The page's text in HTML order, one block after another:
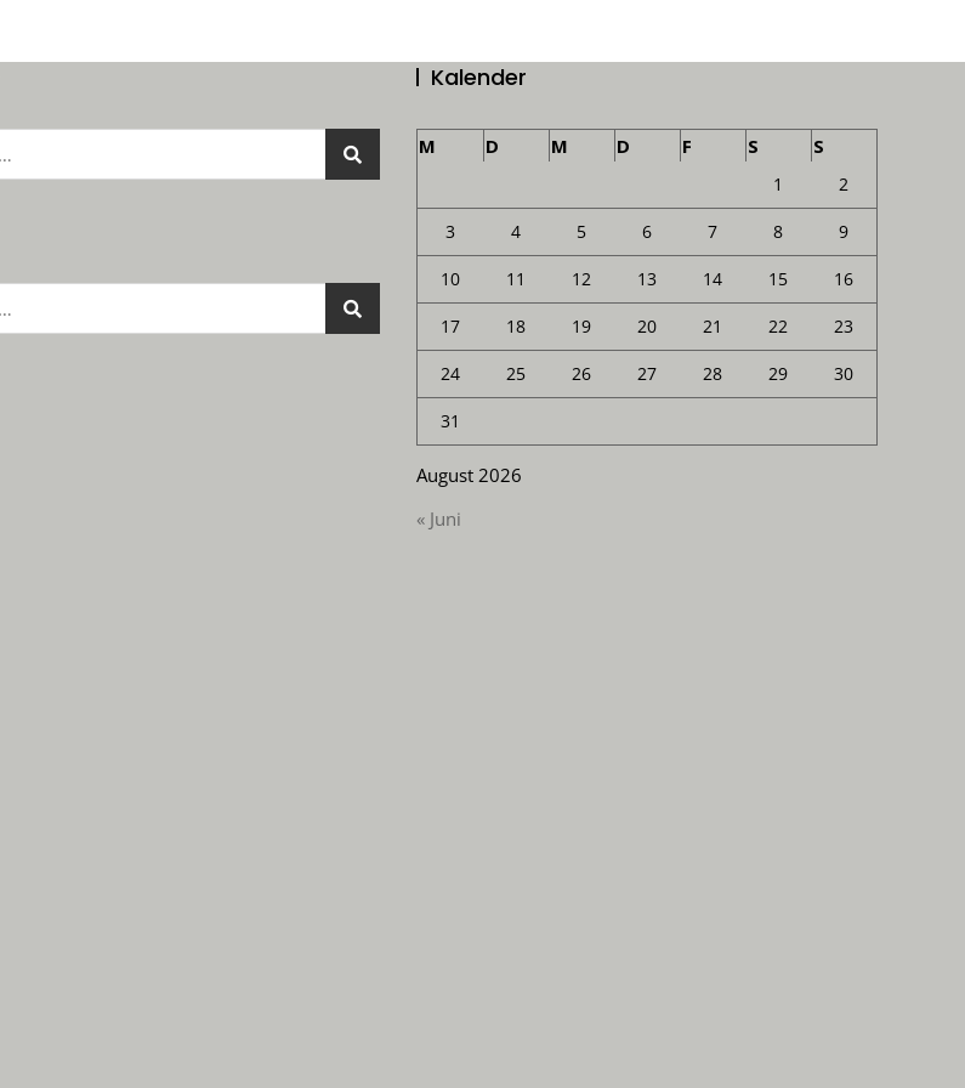
Kalender
August 2026
M D M D F S S
1 2
3 4 5 6 7 8 9
10 11 12 13 14 15 16
17 18 19 20 21 22 23
24 25 26 27 28 29 30
31
« Juni